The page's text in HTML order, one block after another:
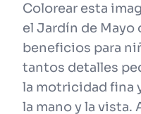
Colorear esta
el Jardín de Mayo
beneficios para
tantos detalles
la motricidad fina
la mano y la vista.